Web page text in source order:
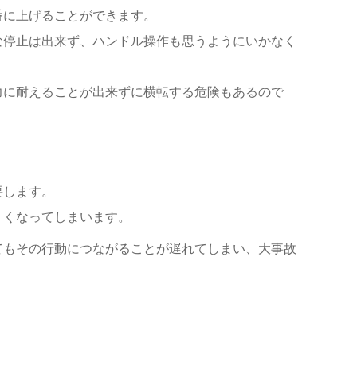
上げることができます。
止は出来ず、ハンドル操作も思うようにいかなく
耐えることが出来ずに横転する危険もあるので
ます。
なってしまいます。
その行動につながることが遅れてしまい、大事故